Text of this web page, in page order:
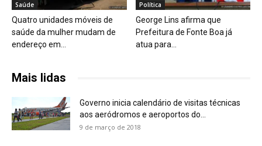
Saúde
Quatro unidades móveis de
saúde da mulher mudam de
endereço em...
Política
George Lins afirma que
Prefeitura de Fonte Boa já
atua para...
Mais lidas
Governo inicia calendário de visitas técnicas
aos aeródromos e aeroportos do...
9 de março de 2018